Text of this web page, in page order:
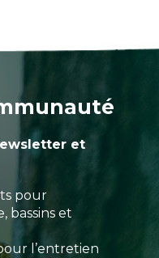
et
pour
bassins et
l’entretien